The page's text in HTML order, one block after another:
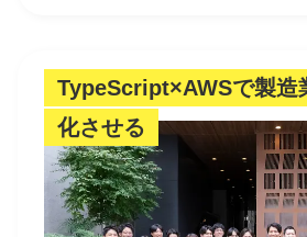
TypeScript×AWSで製造
化させる